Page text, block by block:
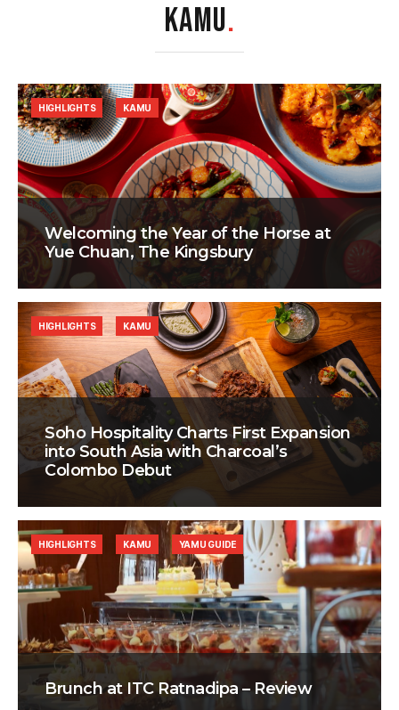
KAMU.
Welcoming the Year of the Horse at
Yue Chuan, The Kingsbury
HIGHLIGHTS KAMU
Soho Hospitality Charts First Expansion
into South Asia with Charcoal’s
Colombo Debut
HIGHLIGHTS KAMU
Brunch at ITC Ratnadipa – Review
HIGHLIGHTS KAMU YAMU GUIDE